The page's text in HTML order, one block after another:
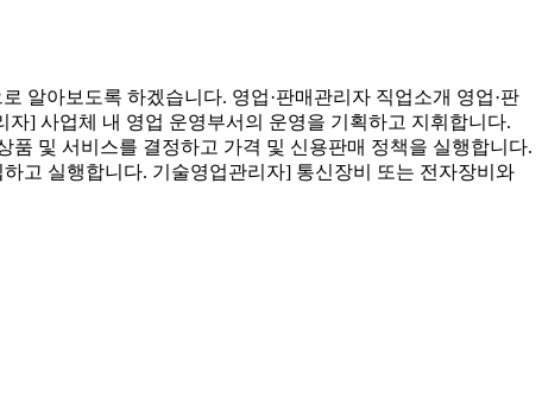
알아보도록 하겠습니다. 영업·판매관리자 직업소개 영업·판
] 사업체 내 영업 운영부서의 운영을 기획하고 지휘합니다.
및 서비스를 결정하고 가격 및 신용판매 정책을 실행합니다.
고 실행합니다. 기술영업관리자] 통신장비 또는 전자장비와